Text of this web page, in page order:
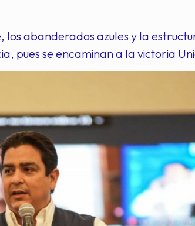
los abanderados azules y la
pues se encaminan a la victoria